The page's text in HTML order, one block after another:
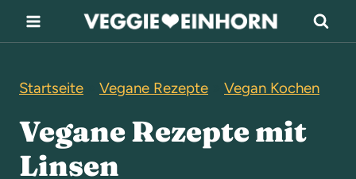
u
Startseite Vegane Rezepte Vegan Kochen
Vegane Rezepte mit
Linsen